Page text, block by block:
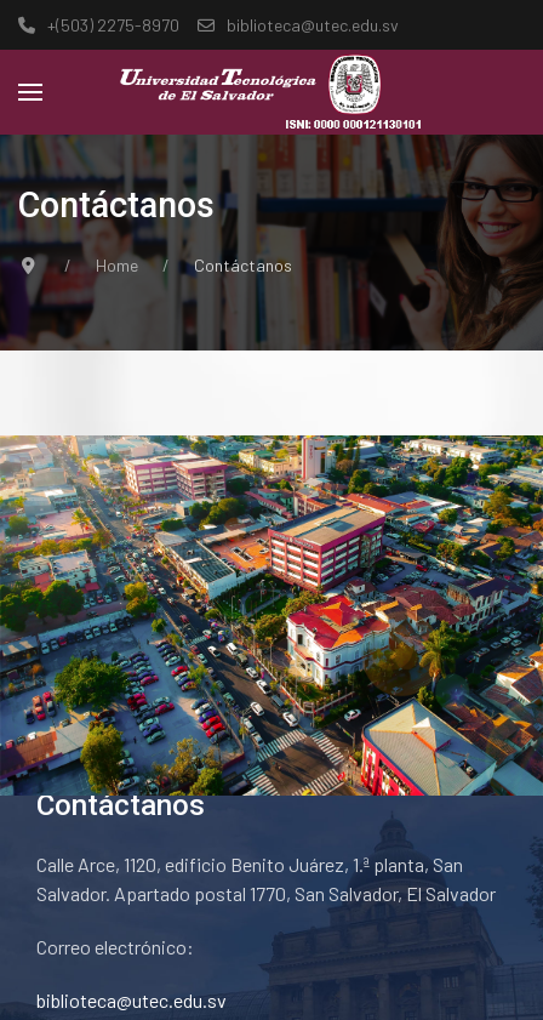
+(503) 2275-8970 biblioteca@utec.edu.sv
Contáctanos
Home Contáctanos
Contáctanos
Calle Arce, 1120, edificio Benito Juárez, 1.ª planta, San
Salvador. Apartado postal 1770, San Salvador, El Salvador
Correo electrónico:
biblioteca@utec.edu.sv